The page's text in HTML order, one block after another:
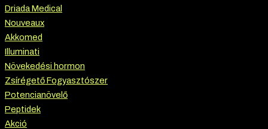
Driada Medical
Nouveaux
Akkomed
Illuminati
Növekedési hormon
Zsírégető Fogyasztószer
Potencianövelő
Peptidek
Akció